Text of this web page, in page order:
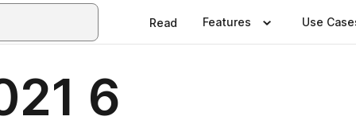
Read Features Use
6